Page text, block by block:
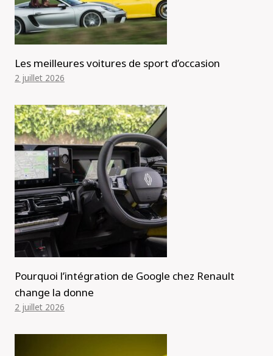
Les meilleures voitures de sport d’occasion
2 juillet 2026
Pourquoi l’intégration de Google chez Renault
change la donne
2 juillet 2026